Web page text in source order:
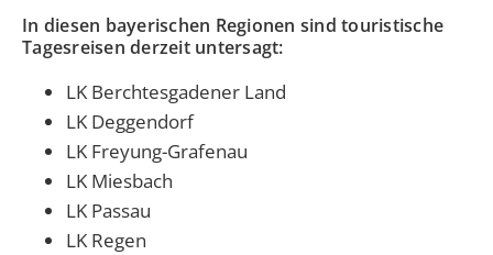
In diesen bayerischen Regionen sind touristische
Tagesreisen derzeit untersagt:
LK Berchtesgadener Land
LK Deggendorf
LK Freyung-Grafenau
LK Miesbach
LK Passau
LK Regen